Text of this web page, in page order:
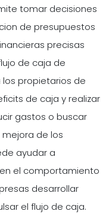
tomar decisiones
de presupuestos
precisas
de caja de
propietarios de
de caja y realizar
gastos o buscar
de los
ayudar a
el comportamiento
desarrollar
el flujo de caja.